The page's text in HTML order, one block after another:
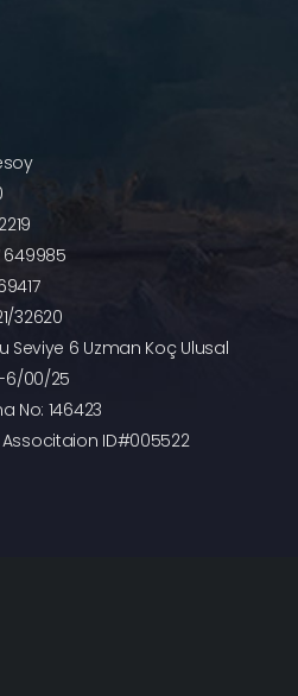
649985
32620
Seviye 6 Uzman Koç Ulusal
6/00/25
No: 146423
ID#005522